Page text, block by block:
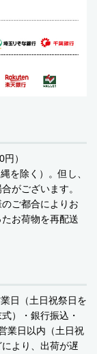
）
を除く）。但し、
がございます。
ご都合によりお
お荷物を再配送
日（土日祝祭日を
）・銀行振込・
業日以内（土日祝
より、出荷が遅